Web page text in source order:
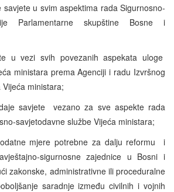
savjete u svim aspektima rada Sigurnosno-
Parlamentarne skupštine Bosne i
u vezi svih povezanih aspekata uloge
ministara prema Agenciji i radu Izvršnog
ministara;
savjete vezano za sve aspekte rada
savjetodavne službe Vijeća ministara;
mjere potrebne za dalju reformu i
sigurnosne zajednice u Bosni i
zakonske, administrativne ili proceduralne
saradnje između civilnih i vojnih